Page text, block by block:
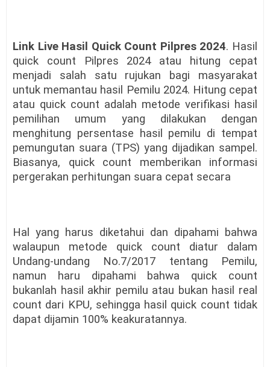
Link Live Hasil Quick Count Pilpres 2024. Hasil
quick count Pilpres 2024
atau hitung cepat
menjadi salah satu rujukan bagi masyarakat
untuk memantau hasil Pemilu 2024. Hitung cepat
atau quick count adalah metode verifikasi hasil
pemilihan umum yang dilakukan dengan
menghitung persentase hasil pemilu di tempat
pemungutan suara (TPS) yang dijadikan sampel.
Biasanya, quick count memberikan informasi
pergerakan perhitungan suara cepat secara
Hal yang harus diketahui dan dipahami bahwa
walaupun metode quick count diatur dalam
Undang-undang No.7/2017 tentang Pemilu,
namun haru dipahami bahwa quick count
bukanlah hasil akhir pemilu atau bukan hasil real
count dari KPU, sehingga hasil quick count tidak
dapat dijamin 100% keakuratannya.